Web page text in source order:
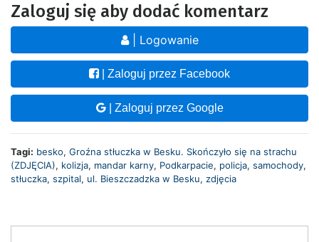
Zaloguj się aby dodać komentarz
| Logowanie
| Zaloguj przez Facebook
| Zaloguj przez Google
Tagi: besko, Groźna stłuczka w Besku. Skończyło się na strachu
(ZDJĘCIA), kolizja, mandar karny, Podkarpacie, policja, samochody,
stłuczka, szpital, ul. Bieszczadzka w Besku, zdjęcia